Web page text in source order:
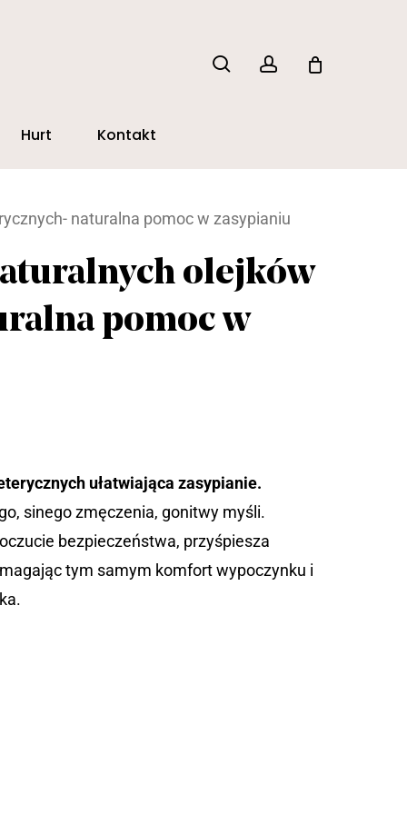
Hurt Kontakt
naturalna pomoc w zasypianiu
olejków
pomoc w
ułatwiająca zasypianie.
sinego zmęczenia, gonitwy myśli.
bezpieczeństwa, przyśpiesza
tym samym komfort wypoczynku i